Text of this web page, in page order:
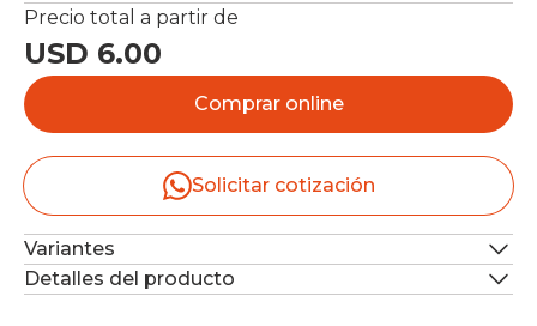
Precio total a partir de
USD 6.00
Comprar online
Solicitar cotización
Variantes
Detalles del producto